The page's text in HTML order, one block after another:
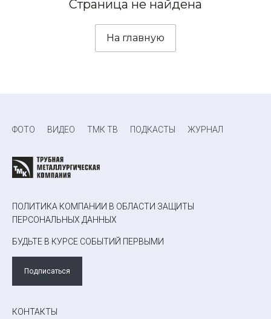
Страница не найдена
На главную
ФОТО ВИДЕО ТМК ТВ ПОДКАСТЫ ЖУРНАЛ
ПОЛИТИКА КОМПАНИИ В ОБЛАСТИ ЗАЩИТЫ
ПЕРСОНАЛЬНЫХ ДАННЫХ
БУДЬТЕ В КУРСЕ СОБЫТИЙ ПЕРВЫМИ
Подписаться
КОНТАКТЫ